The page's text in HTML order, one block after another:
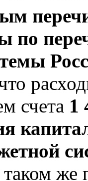
по
счета 1
же